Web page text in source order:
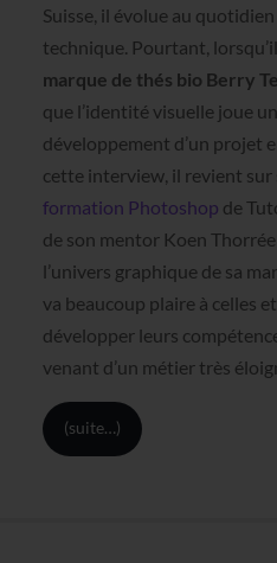
Suisse, il évolue au
technique. Pourtant,
marque de thés bio Berry
que l’identité visuelle joue
développement d’un projet
cette interview, il revient sur
formation Photoshop de
de son mentor Koen
l’univers graphique de sa
va beaucoup plaire à celles
développer leurs
venant d’un métier très
(suite…)